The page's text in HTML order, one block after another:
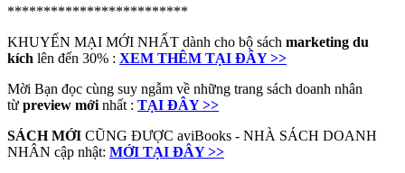
*************************
KHUYẾN MẠI MỚI NHẤT dành cho bộ sách marketing du
kích lên đến 30% : XEM THÊM TẠI ĐÂY >>
Mời Bạn đọc cùng suy ngẫm về những trang sách doanh nhân
từ preview mới nhất : TẠI ĐÂY >>
SÁCH MỚI CŨNG ĐƯỢC aviBooks - NHÀ SÁCH DOANH
NHÂN cập nhật: MỚI TẠI ĐÂY >>